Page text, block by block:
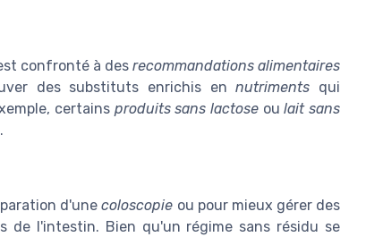
confronté à des recommandations alimentaires
des substituts enrichis ennutriments qui
certains produits sans lactose oulait sans
d'unecoloscopie ou pour mieux gérer des
de l'intestin. Bien qu'un régime sans résidu se